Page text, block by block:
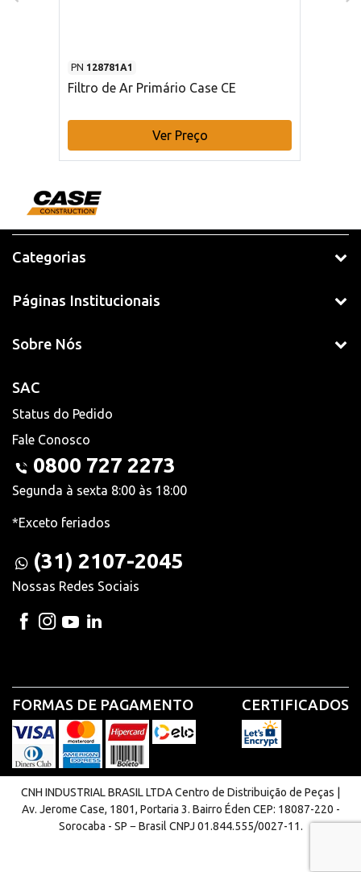
PN 128781A1
Filtro de Ar Primário Case CE
Ver Preço
Categorias
Páginas Institucionais
Sobre Nós
SAC
Status do Pedido
Fale Conosco
0800 727 2273
Segunda à sexta 8:00 às 18:00
*Exceto feriados
(31) 2107-2045
Nossas Redes Sociais
FORMAS DE PAGAMENTO CERTIFICADOS
CNH INDUSTRIAL BRASIL LTDA Centro de Distribuição de Peças |
Av. Jerome Case, 1801, Portaria 3. Bairro Éden CEP: 18087-220 -
Sorocaba - SP − Brasil CNPJ 01.844.555/0027-11.